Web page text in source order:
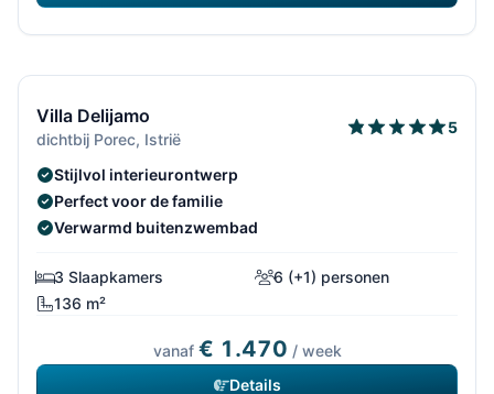
Villa Delijamo
dichtbij Porec, Istrië
5
Stijlvol interieurontwerp
Perfect voor de familie
Verwarmd buitenzwembad
3 Slaapkamers
6 (+1) personen
136 m²
vanaf € 1.470 / week
Details